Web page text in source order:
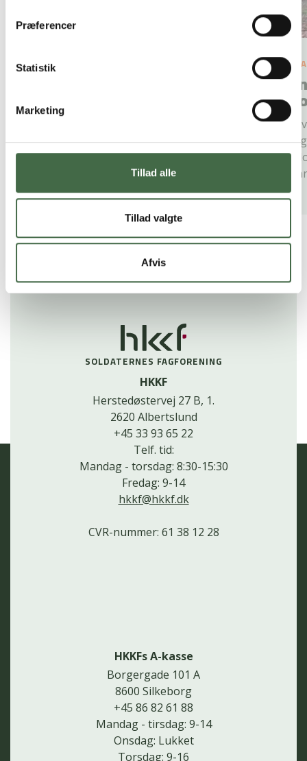
Præferencer
Statistik
Marketing
Tillad alle
Tillad valgte
Afvis
5. AUGUST 2026
tallene
din lønseddel. Få overblikket her
2.
Se alle nyheder
SOLDATERNES FAGFORENING
HKKF
Herstedøstervej 27 B, 1.
2620 Albertslund
+45 33 93 65 22
Telf. tid:
Mandag - torsdag: 8:30-15:30
Fredag: 9-14
hkkf@hkkf.dk
CVR-nummer: 61 38 12 28
HKKFs A-kasse
Borgergade 101 A
8600 Silkeborg
+45 86 82 61 88
Mandag - tirsdag: 9-14
Onsdag: Lukket
Torsdag: 9-16